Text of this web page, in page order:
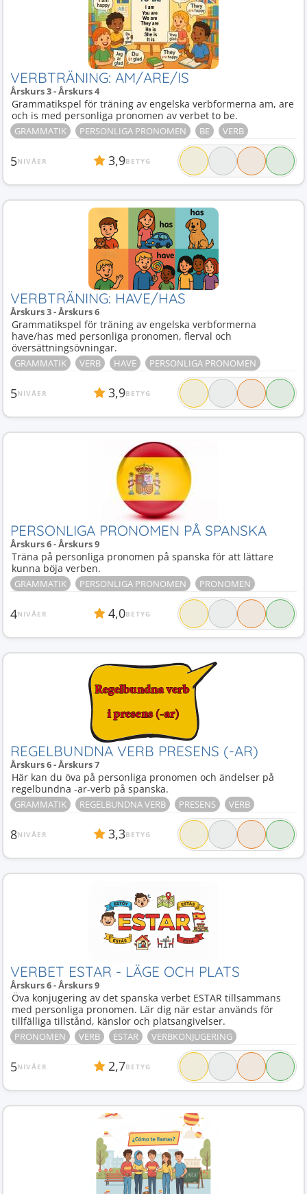
VERBTRÄNING: AM/ARE/IS
Årskurs 3 - Årskurs 4
Grammatikspel för träning av engelska verbformerna am, are
och is med personliga pronomen av verbet to be.
GRAMMATIK PERSONLIGA PRONOMEN BE VERB
5NIVÅER 3,9BETYG
VERBTRÄNING: HAVE/HAS
Årskurs 3 - Årskurs 6
Grammatikspel för träning av engelska verbformerna
have/has med personliga pronomen, flerval och
översättningsövningar.
GRAMMATIK VERB HAVE PERSONLIGA PRONOMEN
5NIVÅER 3,9BETYG
PERSONLIGA PRONOMEN PÅ SPANSKA
Årskurs 6 - Årskurs 9
Träna på personliga pronomen på spanska för att lättare
kunna böja verben.
GRAMMATIK PERSONLIGA PRONOMEN PRONOMEN
4NIVÅER 4,0BETYG
REGELBUNDNA VERB PRESENS (-AR)
Årskurs 6 - Årskurs 7
Här kan du öva på personliga pronomen och ändelser på
regelbundna -ar-verb på spanska.
GRAMMATIK REGELBUNDNA VERB PRESENS VERB
8NIVÅER 3,3BETYG
VERBET ESTAR - LÄGE OCH PLATS
Årskurs 6 - Årskurs 9
Öva konjugering av det spanska verbet ESTAR tillsammans
med personliga pronomen. Lär dig när estar används för
tillfälliga tillstånd, känslor och platsangivelser.
PRONOMEN VERB ESTAR VERBKONJUGERING
5NIVÅER 2,7BETYG